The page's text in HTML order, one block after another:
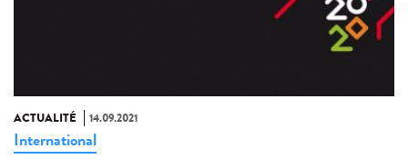
ACTUALITÉ 14.09.2021
International